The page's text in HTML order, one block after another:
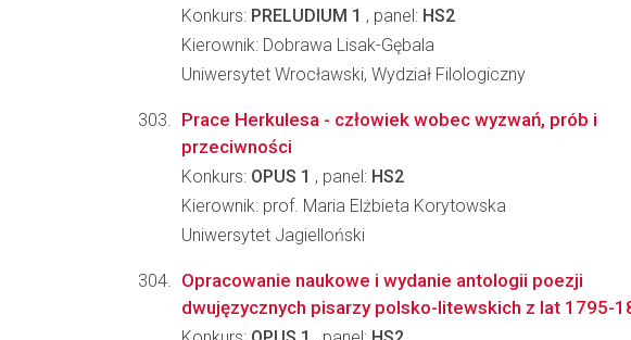
Konkurs: PRELUDIUM 1 , panel: HS2
Kierownik: Dobrawa Lisak-Gębala
Uniwersytet Wrocławski, Wydział Filologiczny
Prace Herkulesa - człowiek wobec wyzwań, prób i
przeciwności
Konkurs: OPUS 1 , panel: HS2
Kierownik: prof. Maria Elżbieta Korytowska
Uniwersytet Jagielloński
Opracowanie naukowe i wydanie antologii poezji
dwujęzycznych pisarzy polsko-litewskich z lat 1795-